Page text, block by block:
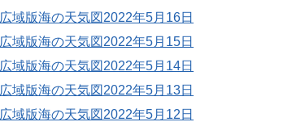
広域版海の天気図2022年5月16日
広域版海の天気図2022年5月15日
広域版海の天気図2022年5月14日
広域版海の天気図2022年5月13日
広域版海の天気図2022年5月12日